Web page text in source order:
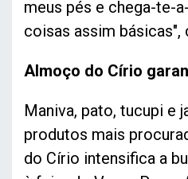
meus pés e chega-te-
coisas assim
Almoço do Círio
Maniva, pato, tucupi e
produtos mais
do Círio intensifica a